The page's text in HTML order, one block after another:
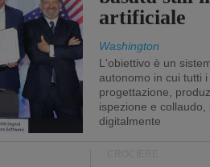
artificiale
Washington
L'obiettivo è un
autonomo in cui tutti
progettazione,
ispezione e collaudo,
digitalmente